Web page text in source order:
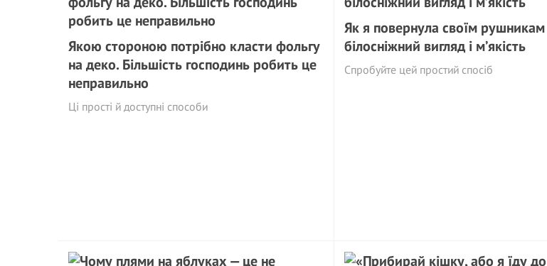
Якою стороною потрібно класти фольгу
на деко. Більшість господинь робить це
неправильно
Ці прості й доступні способи
Як я повернула своїм рушникам
білосніжний вигляд і м’якість
Спробуйте цей простий спосіб